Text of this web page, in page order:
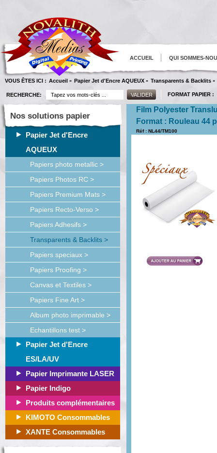
ACCUEIL QUI SOMMES-
VOUS ÊTES ICI : Accueil » Papier Jet d'Encre AQUEUX » Transparents & Backlits »
RECHERCHE: FORMAT PAPIER :
Nos solutions papier
Papier Jet d'Encre
AQUEUX
Papiers photo metallic >
Papiers Photos RC >
Papiers Premium Mats >
Papiers Recto-Verso >
Papiers Adhesifs >
Transparents & Backlits >
Papiers speciaux >
Papiers Proofing >
Canvas et Textiles >
Papiers Fine Art >
Album photo imprimable >
Echantillons test >
Papier Jet d'Encre
ES/LA/UV
Papier Imprimante LASER
Papier Indigo
Produits complémentaires
KIMOTO Consommables
XANTE Consommables
Film Polyester
Format : Rouleau 44
Réf : NL44/TM100